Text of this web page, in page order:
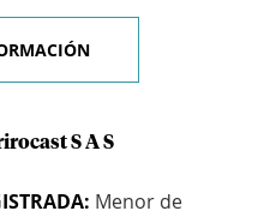
S A S
Menor de